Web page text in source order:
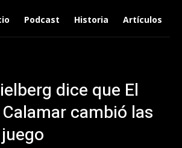
Podcast Historia Artículos
dice que El
cambió las